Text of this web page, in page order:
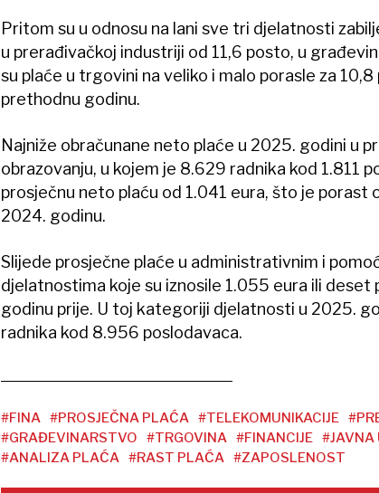
Pritom su u odnosu na lani sve tri djelatnosti
u prerađivačkoj industriji od 11,6 posto, u
su plaće u trgovini na veliko i malo porasle za
prethodnu godinu.
Najniže obračunane neto plaće u 2025. godini u
obrazovanju, u kojem je 8.629 radnika kod 1.811
prosječnu neto plaću od 1.041 eura, što je porast
2024. godinu.
Slijede prosječne plaće u administrativnim i
djelatnostima koje su iznosile 1.055 eura ili deset
godinu prije. U toj kategoriji djelatnosti u 2025.
radnika kod 8.956 poslodavaca.
#FINA #PROSJEČNA PLAĆA #TELEKOMUNIKACIJE
#GRAĐEVINARSTVO
#TRGOVINA #FINANCIJE #JAVNA
#ANALIZA PLAĆA #RAST PLAĆA #ZAPOSLENOST